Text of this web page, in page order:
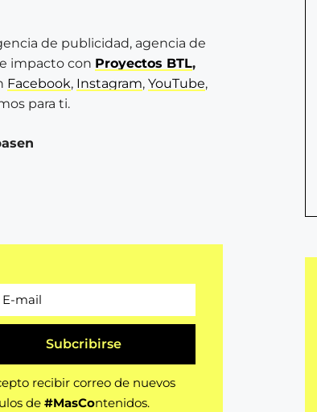
de publicidad, agencia de
impacto con Proyectos BTL,
Facebook, Instagram, YouTube,
para ti.
recibir correo de nuevos
de #MasContenidos.
Subcribirse